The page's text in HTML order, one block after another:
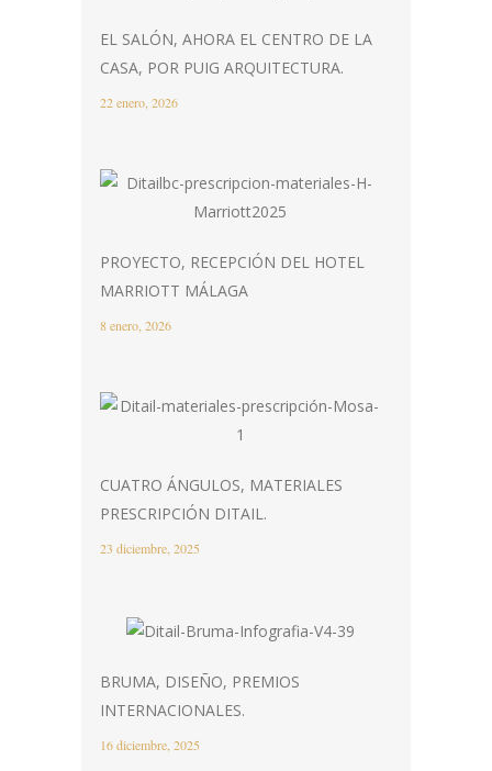
EL SALÓN, AHORA EL CENTRO DE LA
CASA, POR PUIG ARQUITECTURA.
22 enero, 2026
PROYECTO, RECEPCIÓN DEL HOTEL
MARRIOTT MÁLAGA
8 enero, 2026
CUATRO ÁNGULOS, MATERIALES
PRESCRIPCIÓN DITAIL.
23 diciembre, 2025
BRUMA, DISEÑO, PREMIOS
INTERNACIONALES.
16 diciembre, 2025